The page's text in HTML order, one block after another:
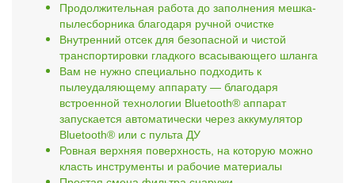
Продолжительная работа до заполнения мешка-
пылесборника благодаря ручной очистке
Внутренний отсек для безопасной и чистой
транспортировки гладкого всасывающего шланга
Вам не нужно специально подходить к
пылеудаляющему аппарату — благодаря
встроенной технологии Bluetooth® аппарат
запускается автоматически через аккумулятор
Bluetooth® или с пульта ДУ
Ровная верхняя поверхность, на которую можно
класть инструменты и рабочие материалы